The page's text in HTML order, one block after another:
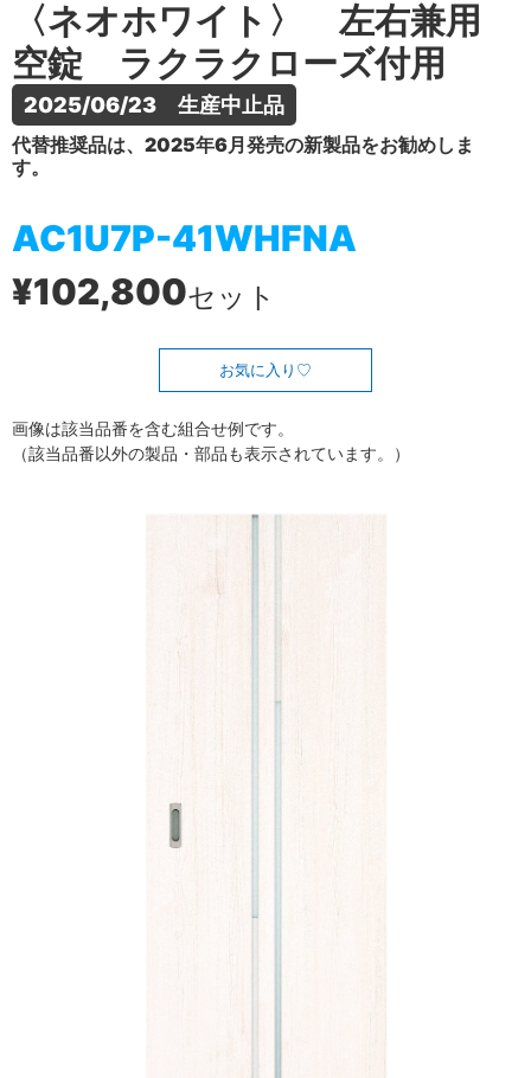
〈ネオホワイト〉 左右兼用
空錠 ラクラクローズ付用
2025/06/23　生産中止品
代替推奨品は、2025年6月発売の新製品をお勧めしま
す。
AC1U7P-41WHFNA
¥102,800セット
お気に入り
画像は該当品番を含む組合せ例です。
（該当品番以外の製品・部品も表示されています。）